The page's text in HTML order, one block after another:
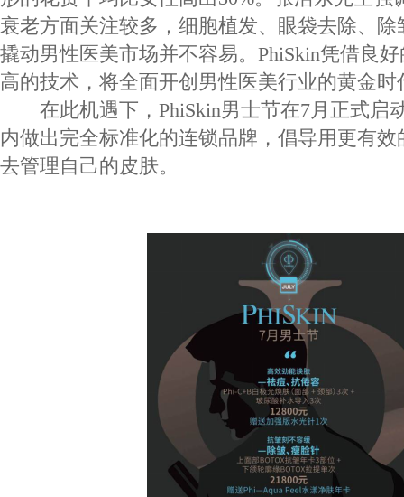
衰老方面关注较多，细胞植发、眼袋去除、
撬动男性医美市场并不容易。PhiSkin凭借良
高的技术，将全面开创男性医美行业的黄金时
在此机遇下，PhiSkin男士节在7月正式启
内做出完全标准化的连锁品牌，倡导用更有
去管理自己的皮肤。